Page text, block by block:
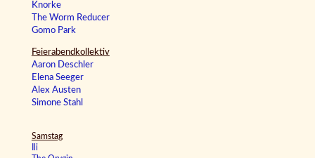
Knorke
The Worm Reducer
Gomo Park
Feierabendkollektiv
Aaron Deschler
Elena Seeger
Alex Austen
Simone Stahl
Samstag
Ili